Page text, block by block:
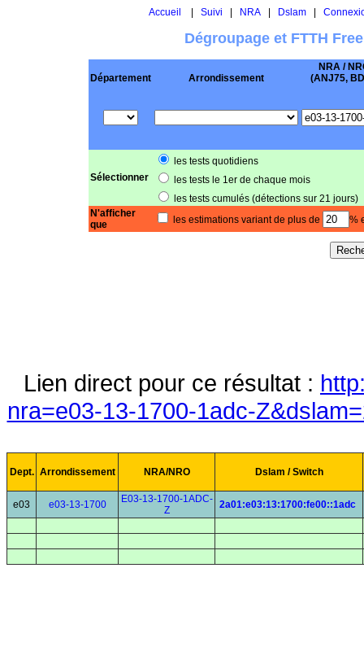
Accueil Suivi NRA| Dslam|
Dégroupage et FTTH
Département Arrondissement
NRA /
(ANJ75,
Sélectionner
les tests quotidiens
les tests le 1er de chaque mois
les tests cumulés (détections sur 21 jours)
N'afficher
que
les estimations variant de plus de %
Lien direct pour ce résultat :
nra=e03-13-1700-1adc-
Dept. Arrondissement NRA/NRO Dslam / Switch
e03 e03-13-1700
E03-13-1700-1ADC-
Z
2a01:e03:13:1700:fe00::1adc